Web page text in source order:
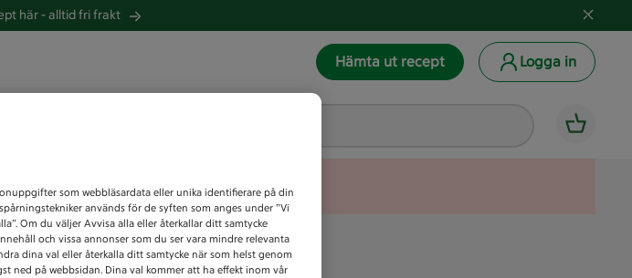
här -alltid fri frakt
Hämta ut recept Logga in
Unknown error
som webbläsardata eller unika identifierare på din
används för de syften som anges under ”Vi
Om du väljer Avvisa alla eller återkallar ditt samtycke
och vissa annonser som du ser vara mindre relevanta
dina val eller återkalla ditt samtycke när som helst genom
ned på webbsidan. Dina val kommer att ha effekt inom vår